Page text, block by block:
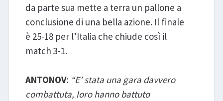
da parte sua mette a terra un pallone a
conclusione di una bella azione. Il finale
è 25-18 per l’Italia che chiude così il
match 3-1.
ANTONOV: “E’ stata una gara davvero
combattuta, loro hanno battuto